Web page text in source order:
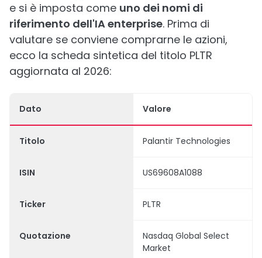
e si è imposta come uno dei nomi di
riferimento dell'IA enterprise. Prima di
valutare se conviene comprarne le azioni,
ecco la scheda sintetica del titolo PLTR
aggiornata al 2026:
Dato Valore
Titolo Palantir Technologies
ISIN US69608A1088
Ticker PLTR
Quotazione
Nasdaq Global Select
Market